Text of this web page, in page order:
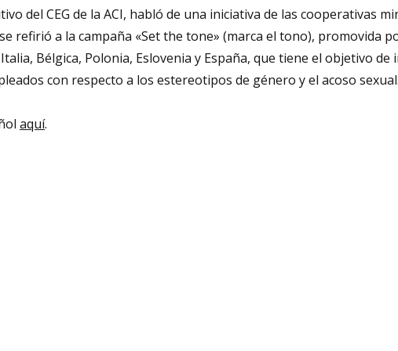
del CEG de la ACI, habló de una iniciativa de las cooperativas
refirió a la campaña «Set the tone» (marca el tono), promovida
Bélgica, Polonia, Eslovenia y España, que tiene el objetivo de
con respecto a los estereotipos de género y el acoso sexual.
aquí.